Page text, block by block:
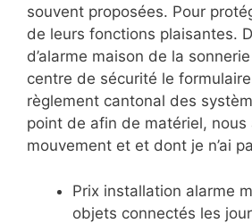
souvent proposées. Pour
de leurs fonctions plaisantes.
d’alarme maison de la
centre de sécurité le
règlement cantonal des
point de afin de matériel, nous
mouvement et et dont je n’ai
Prix installation alarme
objets connectés les